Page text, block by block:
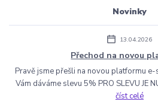
Novinky
13.04.2026
Přechod na novou
Pravě jsme přešli na novou platformu
Vám dáváme slevu 5% PRO SLEVU JE
číst celé